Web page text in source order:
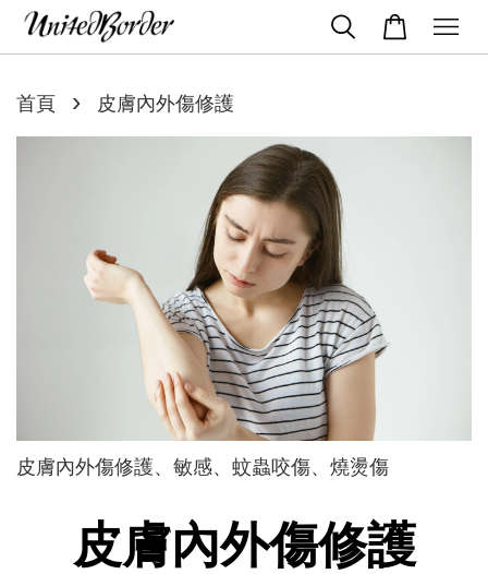
首頁 › 皮膚內外傷修護
皮膚內外傷修護、敏感、蚊蟲咬傷、燒燙傷
皮膚內外傷修護